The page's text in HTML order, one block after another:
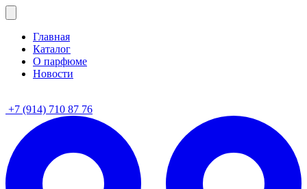
Главная
Каталог
О парфюме
Новости
+7 (914) 710 87 76